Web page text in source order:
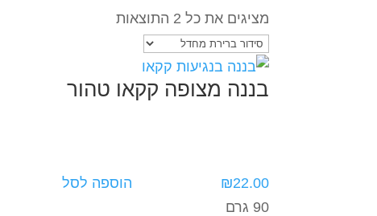
מציגים את כל ⁦2⁩ התוצאות
בננה מצופה קקאו טהור
₪22.00
הוספה לסל
90 גרם